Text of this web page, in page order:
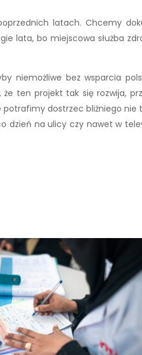
latach. Chcemy
lata, bo miejscowa służba
niemożliwe bez wsparcia
ten projekt tak się rozwija,
potrafimy dostrzec bliźniego nie
dzień na ulicy czy nawet w